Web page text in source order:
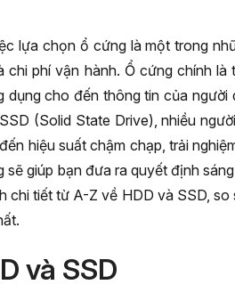
lựa chọn ổ cứng là một trong
phí vận hành. Ổ cứng chính là
cho đến thông tin của người
(Solid State Drive), nhiều
hiệu suất chậm chạp, trải
giúp bạn đưa ra quyết định
chi tiết từ A-Z về HDD và SSD,
và SSD